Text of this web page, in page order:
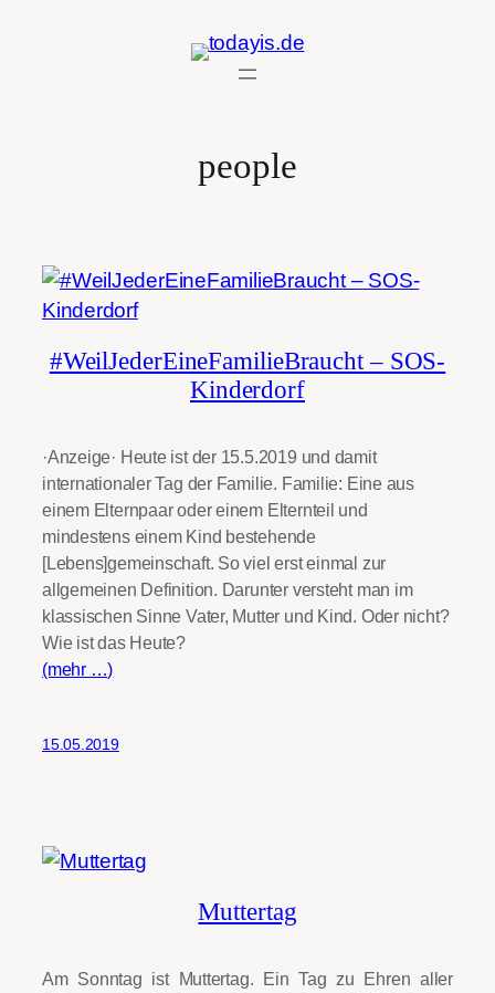
people
#WeilJederEineFamilieBraucht – SOS-
Kinderdorf
·Anzeige· Heute ist der 15.5.2019 und damit
internationaler Tag der Familie. Familie: Eine aus
einem Elternpaar oder einem Elternteil und
mindestens einem Kind bestehende
[Lebens]gemeinschaft. So viel erst einmal zur
allgemeinen Definition. Darunter versteht man im
klassischen Sinne Vater, Mutter und Kind. Oder nicht?
Wie ist das Heute?
(mehr …)
15.05.2019
Muttertag
Am Sonntag ist Muttertag. Ein Tag zu Ehren aller